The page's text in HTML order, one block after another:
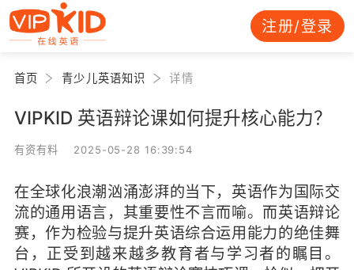
注册/登录
首页 青少儿英语知识 详情
VIPKID 英语辩论课如何提升核心能力？
有资有料 2025-05-28 16:39:54
在全球化浪潮汹涌澎湃的当下，英语作为国际交
流的通用语言，其重要性不言而喻。而英语辩论
赛，作为检验与提升英语综合运用能力的绝佳舞
台，正受到越来越多教育者与学习者的瞩目。